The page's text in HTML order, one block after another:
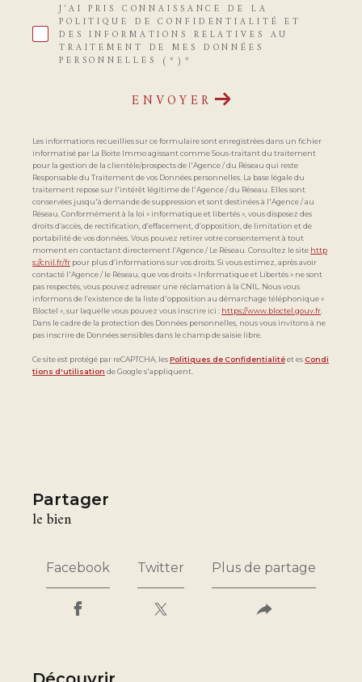
J'AI PRIS CONNAISSANCE DE LA
POLITIQUE DE CONFIDENTIALITÉ ET
DES INFORMATIONS RELATIVES AU
TRAITEMENT DE MES DONNÉES
PERSONNELLES (*)*
ENVOYER
Les informations recueillies sur ce formulaire sont enregistrées dans un fichier
informatisé par La Boite Immo agissant comme Sous-traitant du traitement
pour la gestion de la clientèle/prospects de l'Agence / du Réseau qui reste
Responsable du Traitement de vos Données personnelles. La base légale du
traitement repose sur l'intérêt légitime de l'Agence / du Réseau. Elles sont
conservées jusqu'à demande de suppression et sont destinées à l'Agence / au
Réseau. Conformément à la loi « informatique et libertés », vous disposez des
droits d’accès, de rectification, d’effacement, d’opposition, de limitation et de
portabilité de vos données. Vous pouvez retirer votre consentement à tout
moment en contactant directement l’Agence / Le Réseau. Consultez le site http
s://cnil.fr/fr pour plus d’informations sur vos droits. Si vous estimez, après avoir
contacté l'Agence / le Réseau, que vos droits « Informatique et Libertés » ne sont
pas respectés, vous pouvez adresser une réclamation à la CNIL. Nous vous
informons de l’existence de la liste d'opposition au démarchage téléphonique «
Bloctel », sur laquelle vous pouvez vous inscrire ici : https://www.bloctel.gouv.fr
Dans le cadre de la protection des Données personnelles, nous vous invitons à ne
pas inscrire de Données sensibles dans le champ de saisie libre.
Ce site est protégé par reCAPTCHA, lesPolitiques de Confidentialitéet es Condi
tions d'utilisation de Google s'appliquent.
partager
le bien
Facebook Twitter Plus de partage